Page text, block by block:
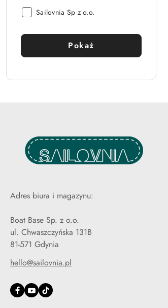
Producent:
Sailovnia Sp z o.o.
Pokaż
Adres biura i magazynu:
Boat Base Sp. z o.o.
ul. Chwaszczyńska 131B
81-571 Gdynia
hello@sailovnia.pl